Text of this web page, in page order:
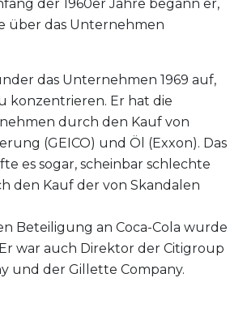
der 1960er Jahre begann er,
über das Unternehmen
das Unternehmen 1969 auf,
konzentrieren. Er hat die
durch den Kauf von
(GEICO) und Öl (Exxon). Das
es sogar, scheinbar schlechte
den Kauf der von Skandalen
Beteiligung an Coca-Cola wurde
war auch Direktor der Citigroup
und der Gillette Company.